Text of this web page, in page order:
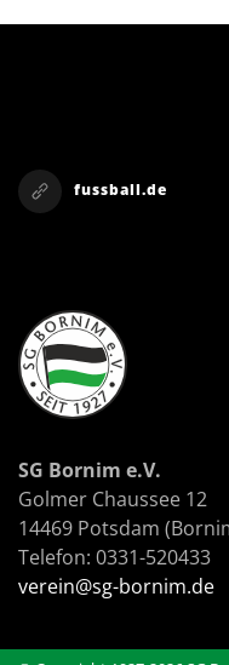
fussball.de
SG Bornim e.V.
Golmer Chaussee 12
14469 Potsdam
Telefon: 0331-520433
verein@sg-bornim.de